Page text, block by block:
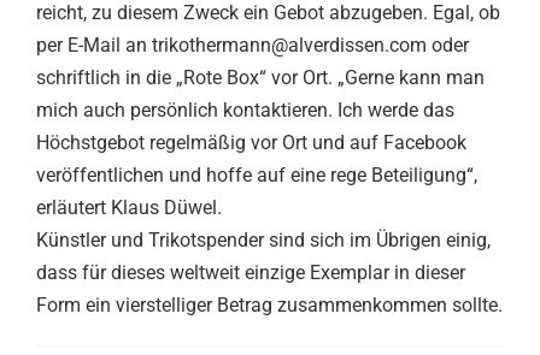
reicht, zu diesem Zweck ein Gebot abzugeben. Egal, ob
per E-Mail an trikothermann@alverdissen.com oder
schriftlich in die „Rote Box“ vor Ort. „Gerne kann man
mich auch persönlich kontaktieren. Ich werde das
Höchstgebot regelmäßig vor Ort und auf Facebook
veröffentlichen und hoffe auf eine rege Beteiligung“,
erläutert Klaus Düwel.
Künstler und Trikotspender sind sich im Übrigen einig,
dass für dieses weltweit einzige Exemplar in dieser
Form ein vierstelliger Betrag zusammenkommen sollte.